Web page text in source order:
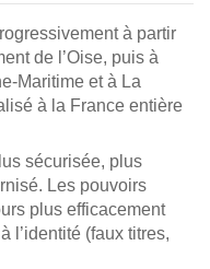
à partir
de l’Oise, puis à
Maritime et à La
à la France entière
sécurisée, plus
Les pouvoirs
plus efficacement
l’identité (faux titres,